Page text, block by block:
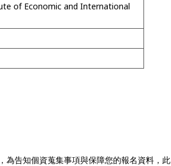
of Economic and International
告知個資蒐集事項與保障您的報名資料，此